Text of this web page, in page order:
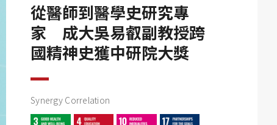
從醫師到醫學史研究專
家 成大吳易叡副教授跨
國精神史獲中研院大獎
Synergy Correlation